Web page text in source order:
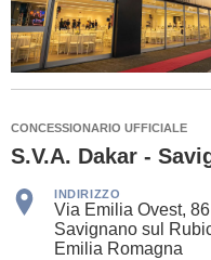
CONCESSIONARIO UFFICIALE
S.V.A. Dakar -
INDIRIZZO
Via Emilia Ovest, 86
Savignano sul
Emilia Romagna